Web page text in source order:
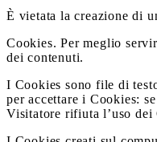
È vietata la creazione di
Cookies. Per meglio
dei contenuti.
I Cookies sono file di
per accettare i Cookies:
Visitatore rifiuta l’uso